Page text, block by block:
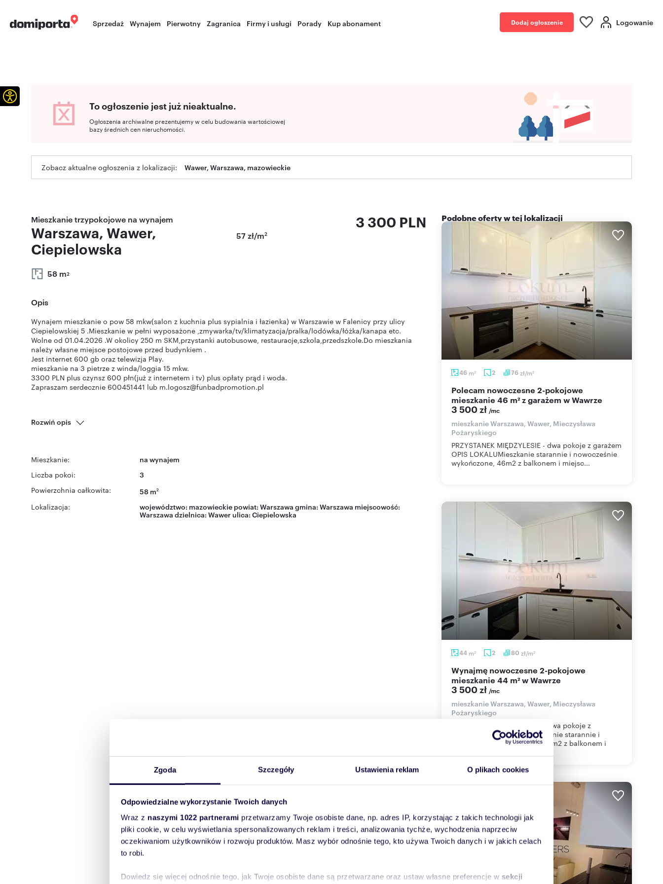
Zgoda Szczegóły Ustawienia reklam O plikach cookies
Odpowiedzialne wykorzystanie Twoich danych
Wraz z naszymi 1022 partnerami przetwarzamy Twoje osobiste dane, np. adres IP, korzystając z takich technologii jak
pliki cookie, w celu wyświetlania spersonalizowanych reklam i treści, analizowania tychże, wychodzenia naprzeciw
oczekiwaniom użytkowników i rozwoju produktów. Masz wybór odnośnie tego, kto używa Twoich danych i w jakich celach
to robi.
Dowiedz się więcej odnośnie tego, jak Twoje osobiste dane są przetwarzane oraz ustaw własne preferencje w sekcji
Sprzedaż Wynajem Pierwotny Zagranica Firmy i usługi Porady Kup abonament Dodaj ogłoszenie Logowanie
To ogłoszenie jest już nieaktualne.
Ogłoszenia archiwalne prezentujemy w celu budowania wartościowej
bazy średnich cen nieruchomości.
Zobacz aktualne ogłoszenia z lokalizacji: Wawer, Warszawa, mazowieckie
Mieszkanie trzypokojowe na wynajem
Warszawa, Wawer,
Ciepielowska
58 m2
3 300 PLN
57 zł/m2
Opis
Wynajem mieszkanie o pow 58 mkw(salon z kuchnia plus sypialnia i łazienka) w Warszawie w Falenicy przy ulicy
Ciepielowskiej 5 .Mieszkanie w pełni wyposażone ,zmywarka/tv/klimatyzacja/pralka/lodówka/łóżka/kanapa etc.
Wolne od 01.04.2026 .W okolicy 250 m SKM,przystanki autobusowe, restauracje,szkola,przedszkole.Do mieszkania
należy własne miejsce postojowe przed budynkiem .
Jest internet 600 gb oraz telewizja Play.
mieszkanie na 3 pietrze z winda/loggia 15 mkw.
3300 PLN plus czynsz 600 płn(już z internetem i tv) plus opłaty prąd i woda.
Zapraszam serdecznie 600451441 lub m.logosz@funbadpromotion.pl
Rozwiń opis
Mieszkanie: na wynajem
Liczba pokoi: 3
Powierzchnia całkowita: 58 m2
Lokalizacja: województwo: mazowieckie powiat: Warszawa gmina: Warszawa miejscowość:
Warszawa dzielnica: Wawer ulica: Ciepielowska
Podobne oferty w tej lokalizacji
46 m2 2 76zł/m2
Polecam nowoczesne 2-pokojowe
mieszkanie 46 m² z garażem w Wawrze
3 500 zł /mc
mieszkanie Warszawa, Wawer, Mieczysława
Pożaryskiego
PRZYSTANEK MIĘDZYLESIE - dwa pokoje z garażem
OPIS LOKALUMieszkanie starannie i nowocześnie
wykończone, 46m2 z balkonem i miejsc...
44 m2 2 80 zł/m2
Wynajmę nowoczesne 2-pokojowe
mieszkanie 44 m² w Wawrze
3 500 zł /mc
mieszkanie Warszawa, Wawer, Mieczysława
Pożaryskiego
PRZYSTANEK MIĘDZYLESIE - dwa pokoje z
garażemOPIS LOKALUMieszkanie starannie i
nowocześnie wykończone, 46m2 z balkonem i
Otwórz pasek narzędzi